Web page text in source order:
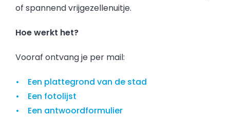
of spannend vrijgezellenuitje.
Hoe werkt het?
Vooraf ontvang je per mail:
Een plattegrond van de stad
Een fotolijst
Een antwoordformulier